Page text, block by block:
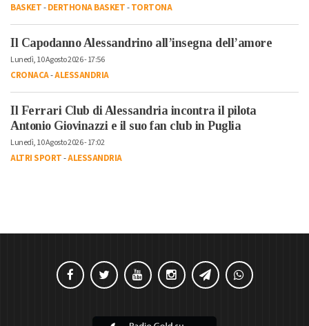
BASKET-DERTHONA BASKET-TORTONA
Il Capodanno Alessandrino all’insegna dell’amore
Lunedì, 10 Agosto 2026 - 17:56
CRONACA-ALESSANDRIA
Il Ferrari Club di Alessandria incontra il pilota
Antonio Giovinazzi e il suo fan club in Puglia
Lunedì, 10 Agosto 2026 - 17:02
ALTRI SPORT-ALESSANDRIA